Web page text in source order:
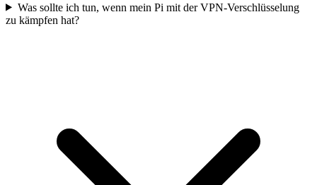
Was sollte ich tun, wenn mein Pi mit der VPN-Verschlüsselung
zu kämpfen hat?